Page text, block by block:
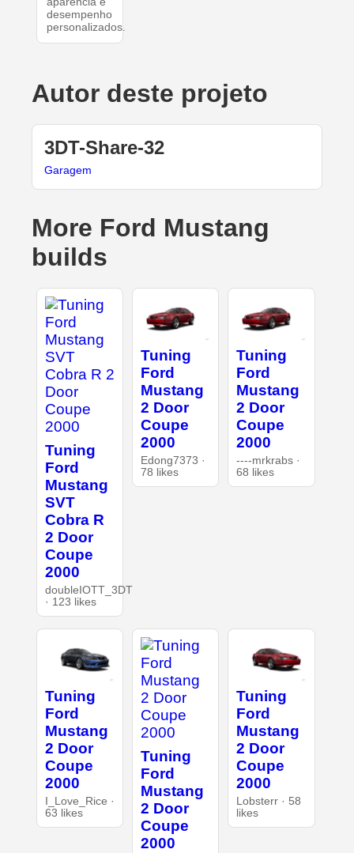
desempenho
personalizados.
Autor deste projeto
3DT-Share-32
Garagem
More Ford Mustang
builds
Tuning
Ford
Mustang
SVT
Cobra R
2 Door
Coupe
2000
doubleIOTT_3DT
· 123 likes
Tuning
Ford
Mustang
2 Door
Coupe
2000
Edong7373 ·
78 likes
Tuning
Ford
Mustang
2 Door
Coupe
2000
----mrkrabs ·
68 likes
Tuning
Ford
Mustang
2 Door
Coupe
2000
I_Love_Rice ·
63 likes
Tuning
Ford
Mustang
2 Door
Coupe
2000
Tuning
Ford
Mustang
2 Door
Coupe
2000
Lobsterr · 58
likes